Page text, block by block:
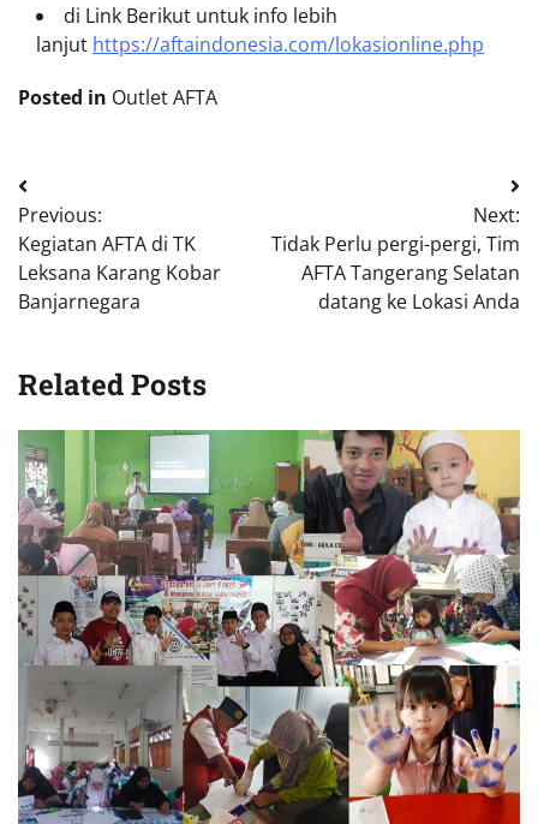
di Link Berikut untuk info lebih
lanjut https://aftaindonesia.com/lokasionline.php
Posted in Outlet AFTA
Navigasi
pos
Previous:
Kegiatan AFTA di TK
Leksana Karang Kobar
Banjarnegara
Next:
Tidak Perlu pergi-pergi, Tim
AFTA Tangerang Selatan
datang ke Lokasi Anda
Related Posts